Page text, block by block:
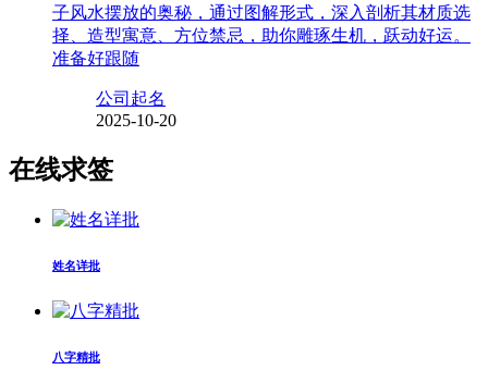
子风水摆放的奥秘，通过图解形式，深入剖析其材质选
择、造型寓意、方位禁忌，助你雕琢生机，跃动好运。
准备好跟随
公司起名
2025-10-20
在线求签
姓名详批
八字精批